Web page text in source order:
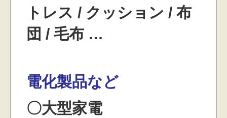
トレス / クッション / 布
団 / 毛布 …
電化製品など
〇大型家電